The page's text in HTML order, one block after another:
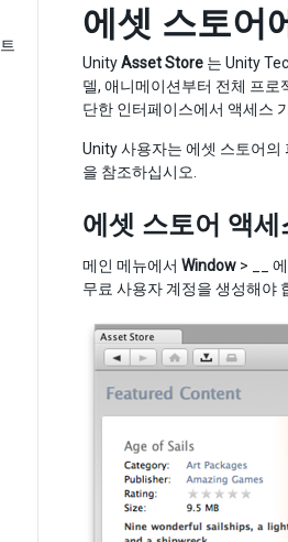
에셋 스토어
UnityAsset Store 는 Unity
델, 애니메이션부터 전체 프
단한 인터페이스에서 액세스
Unity 사용자는 에셋 스토어의
을 참조하십시오.
에셋 스토어 액
메인 메뉴에서 Window > __
무료 사용자 계정을 생성해야